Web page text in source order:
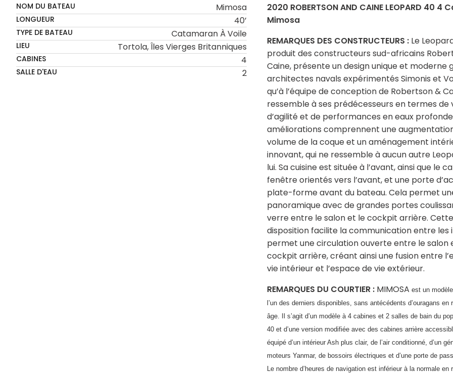
NOM DU BATEAU Mimosa
LONGUEUR 40’
TYPE DE BATEAU Catamaran À Voile
LIEU Tortola, Îles Vierges Britanniques
CABINES 4
SALLE D'EAU 2
2020 ROBERTSON AND CAINE LEOPARD 40 4
Mimosa
REMARQUES DES CONSTRUCTEURS : Le
produit des constructeurs sud-africains
Caine, présente un design unique et moderne
architectes navals expérimentés Simonis et
qu’à l’équipe de conception de Robertson &
ressemble à ses prédécesseurs en termes de
d’agilité et de performances en eaux
améliorations comprennent une
volume de la coque et un aménagement
innovant, qui ne ressemble à aucun autre
lui. Sa cuisine est située à l’avant, ainsi que le
fenêtre orientés vers l’avant, et une porte
plate-forme avant du bateau. Cela permet
panoramique avec de grandes portes
verre entre le salon et le cockpit arrière. Cette
disposition facilite la communication entre les
permet une circulation ouverte entre le salon
cockpit arrière, créant ainsi une fusion entre
vie intérieur et l’espace de vie extérieur.
REMARQUES DU COURTIER : MIMOSA est un
l’un des derniers disponibles, sans antécédents d’ouragans en
âge. Il s’agit d’un modèle à 4 cabines et 2 salles de bain du
40 et d’une version modifiée avec des cabines arrière
équipé d’un intérieur Ash plus clair, de l’air conditionné, d’un
moteurs Yanmar, de bossoirs électriques et d’une porte de
Le nombre d’heures de navigation est inférieur à la normale en